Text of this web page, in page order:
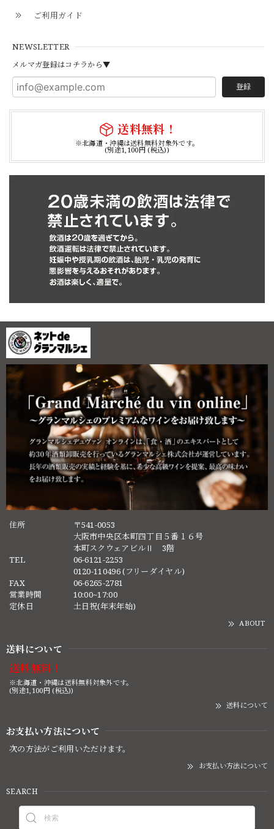
ご利用ガイド
NEWSLETTER
メルマガ登録はコチラから▼
登録
送料無料！
※北海道・沖縄は送料無料対象外です。
(別途1,100円 (税込))
住所
〒541-0053
大阪市中央区本町四丁目５番１６号
本町スクウェアビルⅡ 3階
TEL
06-6121-2253
0120-110496 (フリーダイヤル)
FAX
06-6265-2781
営業時間
10:00~17:00
定休日
土日祝(年末年始)
ABOUT
送料について
送料無料！
※北海道・沖縄は送料無料対象外です。
(別途1,100円 (税込))
送料について
お支払い方法について
次の方法がご利用いただけます。
お支払い方法について
SEARCH